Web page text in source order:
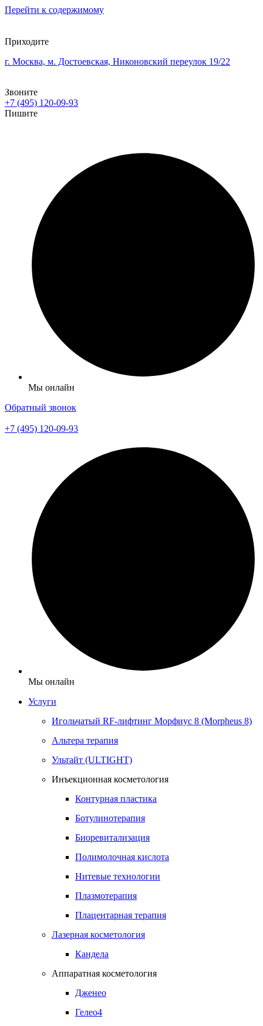
Перейти к содержимому
Приходите
г. Москва, м. Достоевская, Никоновский переулок 19/22
Звоните
+7 (495) 120-09-93
Пишите
Мы онлайн
Обратный звонок
+7 (495) 120-09-93
Мы онлайн
Услуги
Игольчатый RF-лифтинг Морфиус 8 (Morpheus 8)
Альтера терапия
Ультайт (ULTIGHT)
Инъекционная косметология
Контурная пластика
Ботулинотерапия
Биоревитализация
Полимолочная кислота
Нитевые технологии
Плазмотерапия
Плацентарная терапия
Лазерная косметология
Кандела
Аппаратная косметология
Дженео
Гелео4